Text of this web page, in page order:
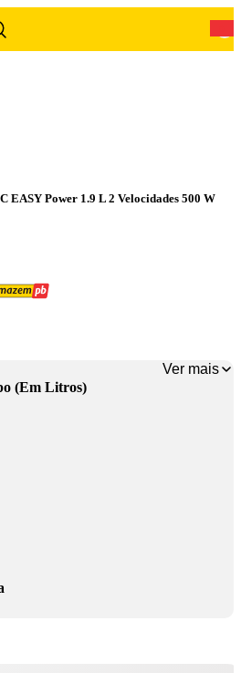
Power 1.9 L 2 Velocidades 500 W
Ver mais
(Em Litros)